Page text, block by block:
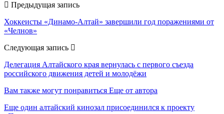
Предыдущая запись
Хоккеисты «Динамо-Алтай» завершили год поражениями от
«Челнов»
Следующая запись
Делегация Алтайского края вернулась с первого съезда
российского движения детей и молодёжи
Вам также могут понравиться Еще от автора
Еще один алтайский кинозал присоединился к проекту